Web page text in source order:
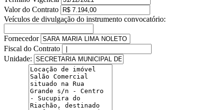
Valor do Contrato
Veículos de divulgação do instrumento convocatório:
Fornecedor
Fiscal do Contrato
Unidade: